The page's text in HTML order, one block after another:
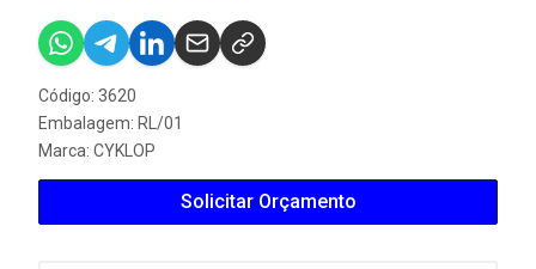
Código: 3620
Embalagem: RL/01
Marca: CYKLOP
Solicitar Orçamento